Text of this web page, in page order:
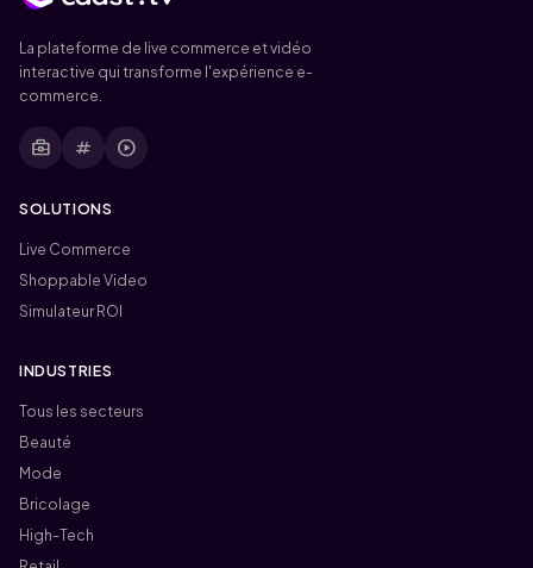
La plateforme de live commerce et vidéo
interactive qui transforme l'expérience e-
commerce.
business_center tag play_circle
SOLUTIONS
Live Commerce
Shoppable Video
Simulateur ROI
INDUSTRIES
Tous les secteurs
Beauté
Mode
Bricolage
High-Tech